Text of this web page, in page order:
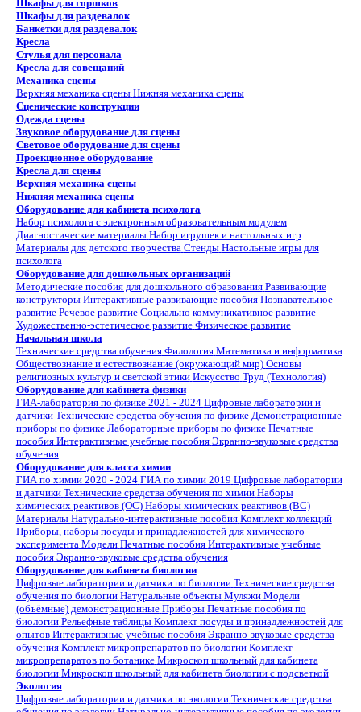
Шкафы для горшков
Шкафы для раздевалок
Банкетки для раздевалок
Кресла
Стулья для персонала
Кресла для совещаний
Механика сцены
Верхняя механика сцены Нижняя механика сцены
Сценические конструкции
Одежда сцены
Звуковое оборудование для сцены
Световое оборудование для сцены
Проекционное оборудование
Кресла для сцены
Верхняя механика сцены
Нижняя механика сцены
Оборудование для кабинета психолога
Набор психолога с электронным образовательным модулем
Диагностические материалы Набор игрушек и настольных игр
Материалы для детского творчества Стенды Настольные игры для
психолога
Оборудование для дошкольных организаций
Методические пособия для дошкольного образования Развивающие
конструкторы Интерактивные развивающие пособия Познавательное
развитие Речевое развитие Социально коммуникативное развитие
Художественно-эстетическое развитие Физическое развитие
Начальная школа
Технические средства обучения Филология Математика и информатика
Обществознание и естествознание (окружающий мир) Основы
религиозных культур и светской этики Искусство Труд (Технология)
Оборудование для кабинета физики
ГИА-лаборатория по физике 2021 - 2024 Цифровые лаборатории и
датчики Технические средства обучения по физике Демонстрационные
приборы по физике Лабораторные приборы по физике Печатные
пособия Интерактивные учебные пособия Экранно-звуковые средства
обучения
Оборудование для класса химии
ГИА по химии 2020 - 2024 ГИА по химии 2019 Цифровые лаборатории
и датчики Технические средства обучения по химии Наборы
химических реактивов (ОС) Наборы химических реактивов (ВС)
Материалы Натурально-интерактивные пособия Комплект коллекций
Приборы, наборы посуды и принадлежностей для химического
эксперимента Модели Печатные пособия Интерактивные учебные
пособия Экранно-звуковые средства обучения
Оборудование для кабинета биологии
Цифровые лаборатории и датчики по биологии Технические средства
обучения по биологии Натуральные объекты Муляжи Модели
(объёмные) демонстрационные Приборы Печатные пособия по
биологии Рельефные таблицы Комплект посуды и принадлежностей для
опытов Интерактивные учебные пособия Экранно-звуковые средства
обучения Комплект микропрепаратов по биологии Комплект
микропрепаратов по ботанике Микроскоп школьный для кабинета
биологии Микроскоп школьный для кабинета биологии с подсветкой
Экология
Цифровые лаборатории и датчики по экологии Технические средства